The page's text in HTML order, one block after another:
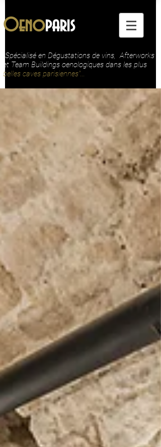
Oenoparis
"Spécialisé en Dégustations de vins, Afterworks
et Team Buildings oenologiques dans les plus
belles caves parisiennes"...